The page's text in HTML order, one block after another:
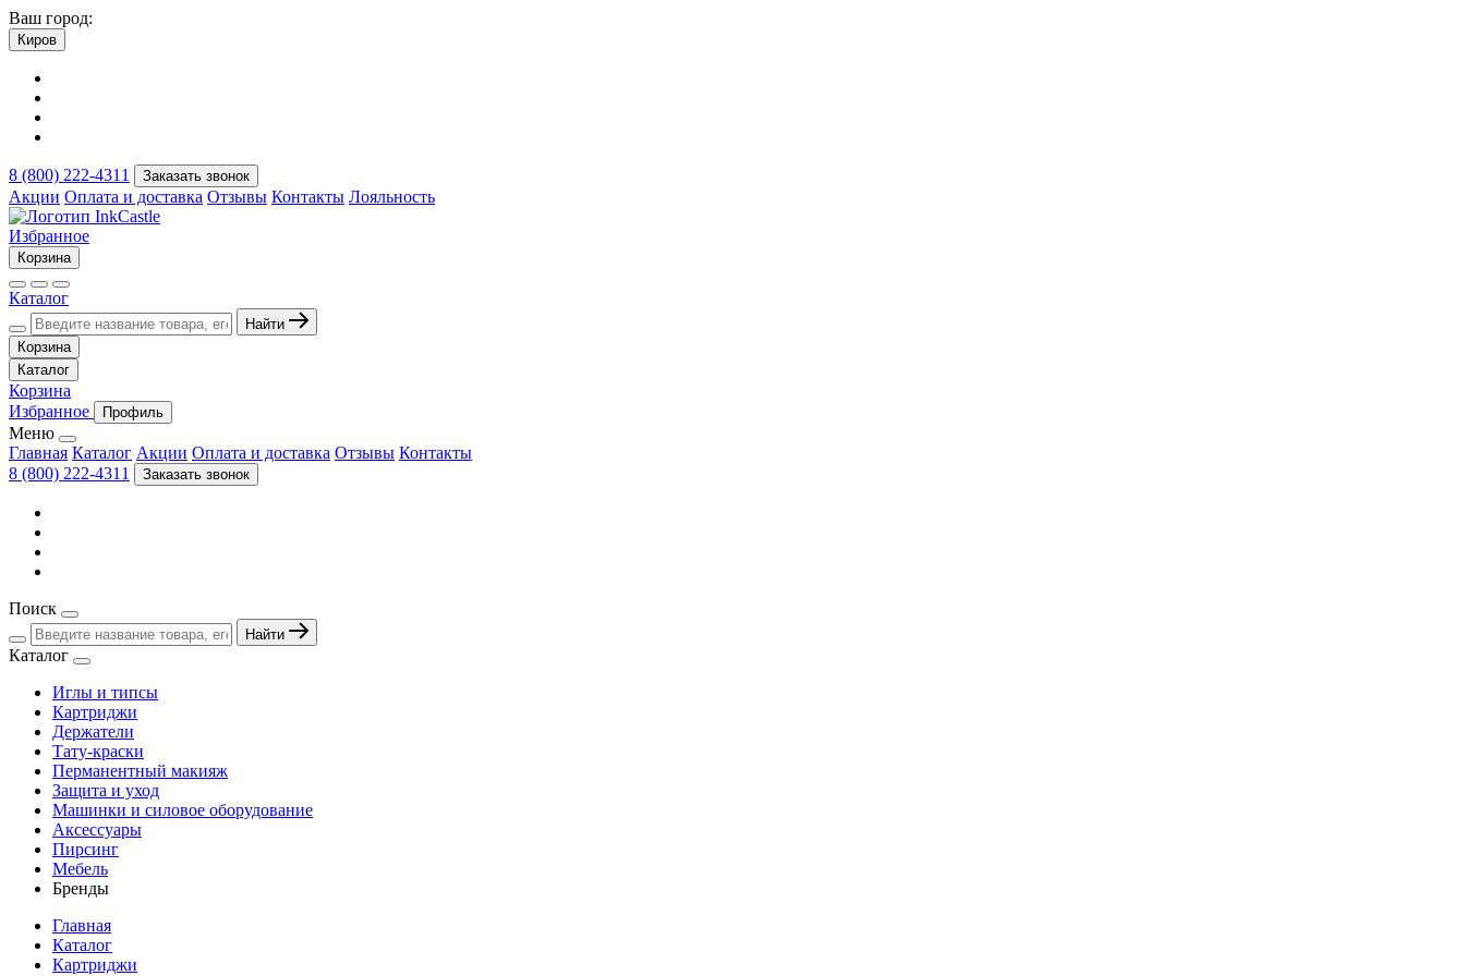
Ваш город:
Киров
8 (800) 222-4311 Заказать звонок
Акции Оплата и доставка Отзывы Контакты Лояльность
Избранное
Корзина
Каталог
Найти
Корзина
Каталог
Корзина
Избранное
Профиль
Меню
Главная Каталог Акции Оплата и доставка Отзывы Контакты
8 (800) 222-4311
Заказать звонок
Поиск
Найти
Каталог
Иглы и типсы
Картриджи
Держатели
Тату-краски
Перманентный макияж
Защита и уход
Машинки и силовое оборудование
Аксессуары
Пирсинг
Мебель
Бренды
Главная
Каталог
Картриджи